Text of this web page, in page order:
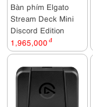
Bàn phím Elgato
Stream Deck Mini
Discord Edition
1,965,000 đ